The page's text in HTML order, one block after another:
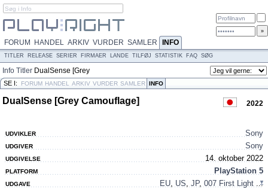
FORUM HANDEL ARKIV VURDER SAMLER INFO
TITLER RELEASE SERIER FIRMAER LANDE TILFØJ STATISTIK FAQ SØG
Info Titler DualSense [Grey
Camouflage]
SE I: FORUM HANDEL ARKIV VURDER SAMLER INFO
DualSense [Grey Camouflage] 2022
UDVIKLER Sony
UDGIVER Sony
UDGIVELSE 14. oktober 2022
PLATFORM PlayStation 5
UDGAVE EU, US, JP, 007 First Light ...